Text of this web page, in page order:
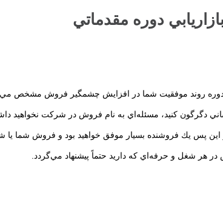
دوره‌ مقدماتي
روند موفقيت شما در افزايش چشمگير فروش مشخص
كنيد، مسئله‌اي به نام فروش در شركت نخواهيد
اين پس يك فروشنده بسيار موفق خواهيد بود و فروش شما
هر شغل و حرفه‌اي كه داريد حتماً پيشنهاد مي‌گردد.